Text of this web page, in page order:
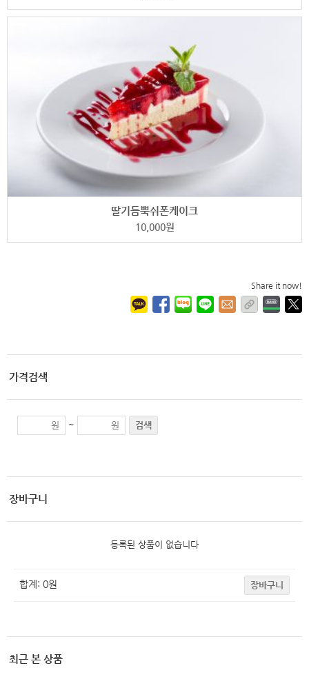
딸기듬뿍쉬폰케이크
10,000원
Share it now!
가격검색
~ 검색
장바구니
등록된 상품이 없습니다
합계: 0원 장바구니
최근 본 상품